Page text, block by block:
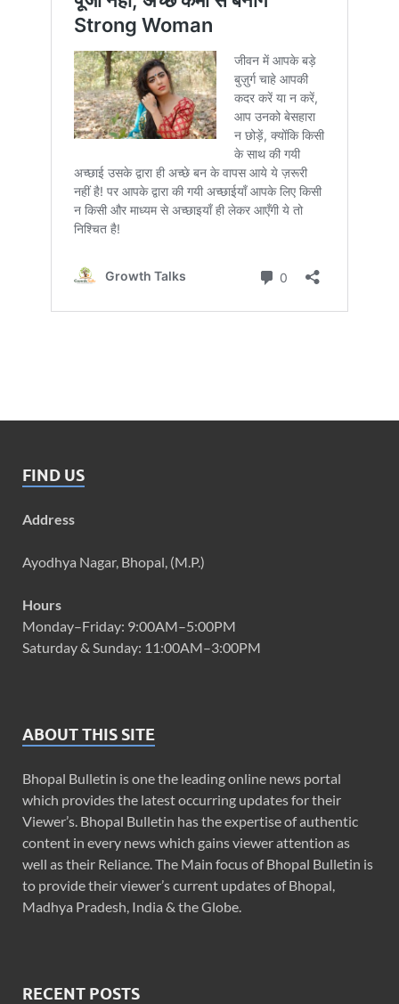
FIND US
Address
Ayodhya Nagar, Bhopal, (M.P.)
Hours
Monday–Friday: 9:00AM–5:00PM
Saturday & Sunday: 11:00AM–3:00PM
ABOUT THIS SITE
Bhopal Bulletin is one the leading online news portal
which provides the latest occurring updates for their
Viewer’s. Bhopal Bulletin has the expertise of authentic
content in every news which gains viewer attention as
well as their Reliance. The Main focus of Bhopal Bulletin is
to provide their viewer’s current updates of Bhopal,
Madhya Pradesh, India & the Globe.
RECENT POSTS